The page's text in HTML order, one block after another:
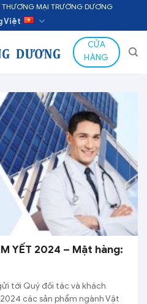
MẠI TRƯỜNG DƯƠNG
Việt
CỬA
HÀNG
YẾT 2024 – Mặt hàng:
tới Quý đối tác và khách
các sản phẩm ngành Vật